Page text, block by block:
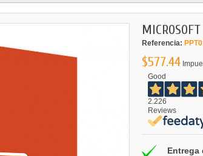
Referencia:
$577.44
Good
2.226
Reviews
Entrega